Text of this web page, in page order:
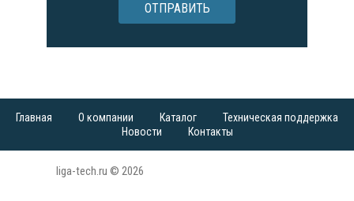
ОТПРАВИТЬ
Главная О компании Каталог
Техническая поддержка
Новости
Контакты
liga-tech.ru © 2026